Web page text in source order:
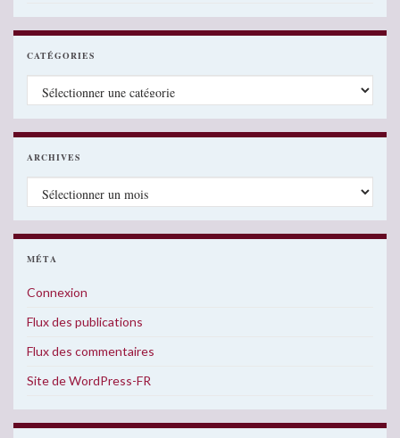
CATÉGORIES
Catégories
ARCHIVES
Archives
MÉTA
Connexion
Flux des publications
Flux des commentaires
Site de WordPress-FR